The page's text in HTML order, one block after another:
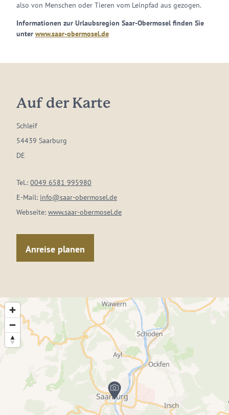
also von Menschen oder Tieren vom Leinpfad aus gezogen.
Informationen zur Urlaubsregion Saar-Obermosel finden Sie
unter www.saar-obermosel.de
Auf der Karte
Schleif
54439 Saarburg
DE
Tel.: 0049 6581 995980
E-Mail: info@saar-obermosel.de
Webseite: www.saar-obermosel.de
Anreise planen